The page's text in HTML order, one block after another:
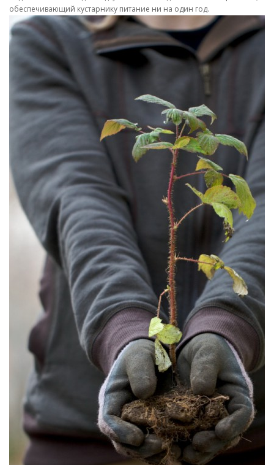
обеспечивающий кустарнику питание ни на один год.